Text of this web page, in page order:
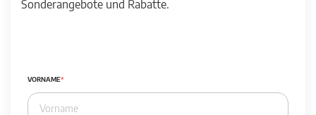
Sonderangebote und Rabatte.
VORNAME